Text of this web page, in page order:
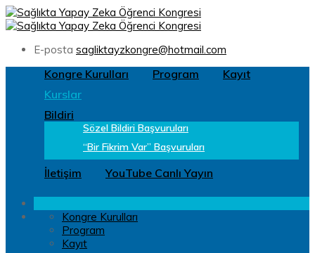
E-posta sagliktayzkongre@hotmail.com
Kongre Kurulları Program
Kayıt
Kurslar
Bildiri
Sözel Bildiri Başvuruları
“Bir Fikrim Var” Başvuruları
İletişim YouTube Canlı Yayın
Kongre Kurulları
Program
Kayıt